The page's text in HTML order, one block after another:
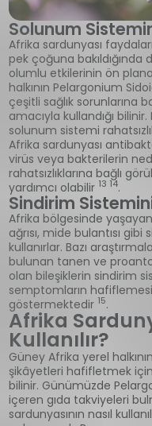
Solunum
Afrika sardunyası
pek çoğuna
olumlu etkilerinin ön plana
halkının Pelargonium
çeşitli sağlık sorunlarına
amacıyla kullandığı bilinir.
solunum sistemi
Afrika sardunyası
virüs veya bakterilerin
rahatsızlıklarına bağlı
yardımcı olabilir 13 14.
Sindirim
Afrika bölgesinde yaşayan
ağrısı, mide bulantısı
kullanırlar. Bazı
bulunan tanen ve
olan bileşiklerin sindirim
semptomların
göstermektedir 15.
Afrika
Kullanılır?
Güney Afrika yerel
şikâyetleri hafifletmek
bilinir. Günümüzde
içeren gıda takviyeleri
sardunyasının nasıl